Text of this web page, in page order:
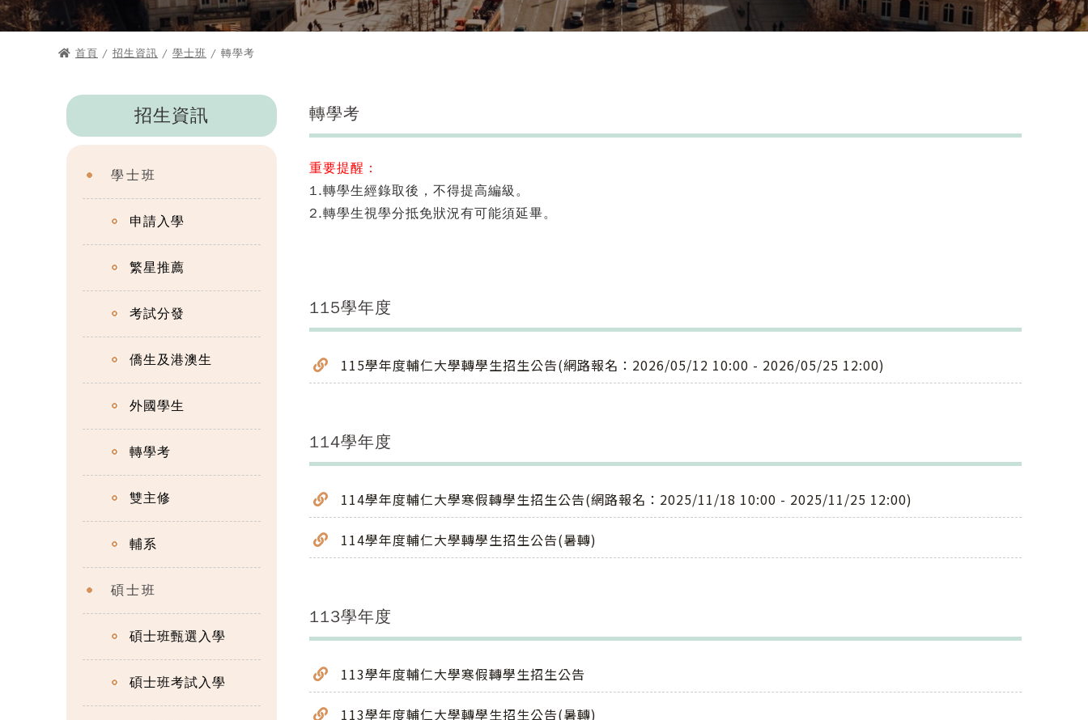
首頁 / 招生資訊 / 學士班 / 轉學考
招生資訊
學士班
申請入學
繁星推薦
考試分發
僑生及港澳生
外國學生
轉學考
雙主修
輔系
碩士班
碩士班甄選入學
碩士班考試入學
轉學考
重要提醒：
1.轉學生經錄取後，不得提高編級。
2.轉學生視學分抵免狀況有可能須延畢。
115學年度
115學年度輔仁大學轉學生招生公告(網路報名：2026/05/12 10:00 - 2026/05/25 12:00)
114學年度
114學年度輔仁大學寒假轉學生招生公告(網路報名：2025/11/18 10:00 - 2025/11/25 12:00)
114學年度輔仁大學轉學生招生公告(暑轉)
113學年度
113學年度輔仁大學寒假轉學生招生公告
113學年度輔仁大學轉學生招生公告(暑轉)